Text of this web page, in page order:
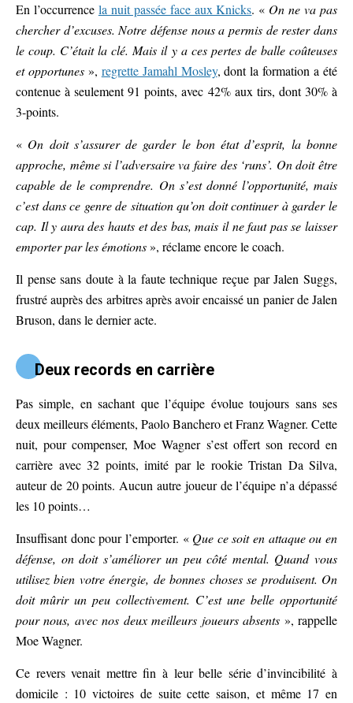
En l’occurrence la nuit passée face aux Knicks. « On ne va pas
chercher d’excuses. Notre défense nous a permis de rester dans
le coup. C’était la clé. Mais il y a ces pertes de balle coûteuses
et opportunes», regrette Jamahl Mosley, dont la formation a été
contenue à seulement 91 points, avec 42% aux tirs, dont 30% à
3-points.
« On doit s’assurer de garder le bon état d’esprit, la bonne
approche, même si l’adversaire va faire des ‘runs’. On doit être
capable de le comprendre. On s’est donné l’opportunité, mais
c’est dans ce genre de situation qu’on doit continuer à garder le
cap. Il y aura des hauts et des bas, mais il ne faut pas se laisser
emporter par les émotions», réclame encore le coach.
Il pense sans doute à la faute technique reçue par Jalen Suggs,
frustré auprès des arbitres après avoir encaissé un panier de Jalen
Bruson, dans le dernier acte.
Deux records en carrière
Pas simple, en sachant que l’équipe évolue toujours sans ses
deux meilleurs éléments, Paolo Banchero et Franz Wagner. Cette
nuit, pour compenser, Moe Wagner s’est offert son record en
carrière avec 32 points, imité par le rookie Tristan Da Silva,
auteur de 20 points. Aucun autre joueur de l’équipe n’a dépassé
les 10 points…
Insuffisant donc pour l’emporter. « Que ce soit en attaque ou en
défense, on doit s’améliorer un peu côté mental. Quand vous
utilisez bien votre énergie, de bonnes choses se produisent. On
doit mûrir un peu collectivement. C’est une belle opportunité
pour nous, avec nos deux meilleurs joueurs absents », rappelle
Moe Wagner.
Ce revers venait mettre fin à leur belle série d’invincibilité à
domicile : 10 victoires de suite cette saison, et même 17 en